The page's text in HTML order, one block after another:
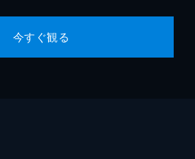
今すぐ観る